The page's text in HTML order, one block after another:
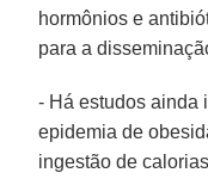
hormônios e
para a
- Há estudos ainda
epidemia de
ingestão de